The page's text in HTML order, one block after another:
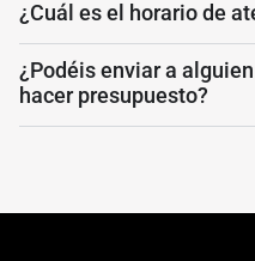
¿Cuál es el horario de
¿Podéis enviar a
hacer presupuesto?